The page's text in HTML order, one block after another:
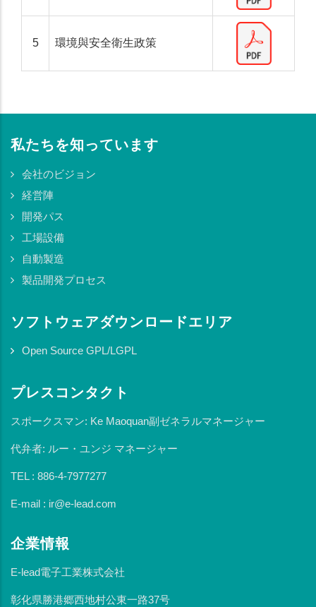
5 環境與安全衛生政策
私たちを知っています
会社のビジョン
経営陣
開発パス
工場設備
自動製造
製品開発プロセス
ソフトウェアダウンロードエリア
Open Source GPL/LGPL
プレスコンタクト
スポークスマン: Ke Maoquan副ゼネラルマネージャー
代弁者: ルー・ユンジ マネージャー
TEL : 886-4-7977277
E-mail : ir@e-lead.com
企業情報
E-lead電子工業株式会社
彰化県勝港郷西地村公東一路37号